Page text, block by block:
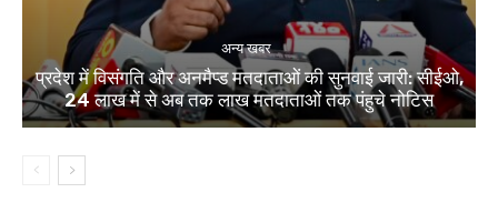
अन्य खबर
प्रदेश में विसंगति और अनमैप्ड मतदाताओं की सुनवाई जारी: सीईओ,
24 लाख में से अब तक लाख मतदाताओं तक पंहुचे नोटिस